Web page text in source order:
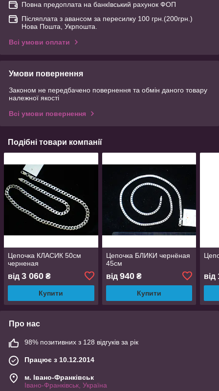
Повна предоплата на банкІвський рахунок ФОП
Післяплата з авансом за пересилку 100 грн.(200грн.)
Нова Пошта, Укрпошта.
Всі умови оплати
Умови повернення
Законом не передбачено повернення та обмін даного товару
належної якості
Всі умови повернення
Подібні товари компанії
Цепочка КЛАСИК 50см
черненая
від 3 060 ₴
Купити
Цепочка БЛИКИ чернёная
45см
від 940₴
Купити
від
Про нас
98% позитивних з 128 відгуків за рік
Працює з 10.12.2014
м. Івано-Франківськ
Івано-Франківськ, Україна